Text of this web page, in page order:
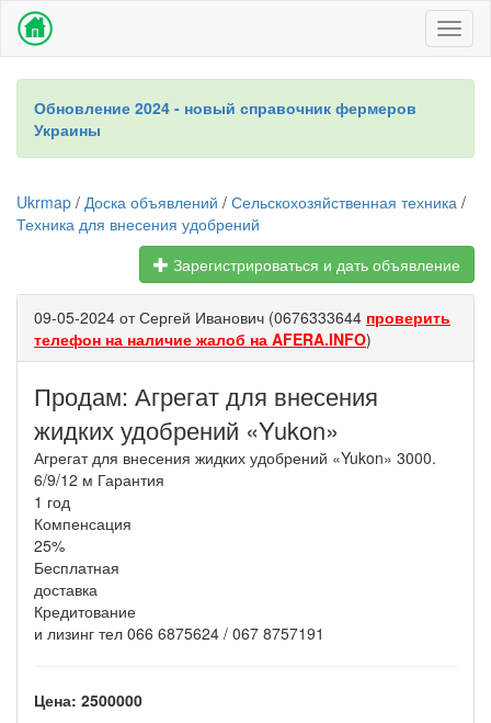
Обновление 2024 - новый справочник фермеров
Украины
Ukrmap / Доска объявлений / Сельскохозяйственная техника /
Техника для внесения удобрений
Зарегистрироваться и дать объявление
09-05-2024 от Сергей Иванович (0676333644 проверить
телефон на наличие жалоб на AFERA.INFO)
Продам: Агрегат для внесения
жидких удобрений «Yukon»
Агрегат для внесения жидких удобрений «Yukon» 3000.
6/9/12 м Гарантия
1 год
Компенсация
25%
Бесплатная
доставка
Кредитование
и лизинг тел 066 6875624 / 067 8757191
Цена: 2500000